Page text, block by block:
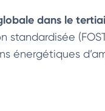
dans le
standardisée
énergétiques